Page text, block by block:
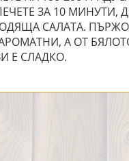
ЗА 10 МИНУТИ,
САЛАТА.
А ОТ
Е СЛАДКО.